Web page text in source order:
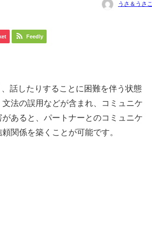
うさ＆うさこ
Feedly
話したりすることに困難を伴う状態
法の誤用などが含まれ、コミュニケ
あると、パートナーとのコミュニケ
関係を築くことが可能です。